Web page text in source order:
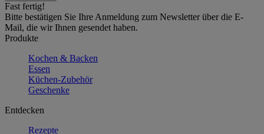
Fast fertig!
Bitte bestätigen Sie Ihre Anmeldung zum Newsletter über die E-
Mail, die wir Ihnen gesendet haben.
Produkte
Kochen & Backen
Essen
Küchen-Zubehör
Geschenke
Entdecken
Rezepte